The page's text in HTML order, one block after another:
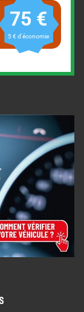
75 €
5 € d'économie